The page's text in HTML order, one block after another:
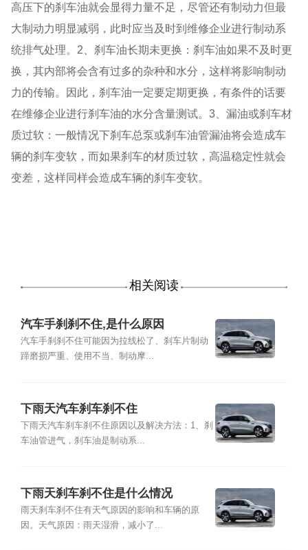
高压下的刹车油就会显得力量不足，尽管还有制动力但最
大制动力明显减弱，此时应当及时到维修企业进行制动系
统排气处理。2、刹车油长期未更换：刹车油如果不及时更
换，其内部将会含有过多的杂种和水分，这样将影响制动
力的传输。因此，刹车油一定要定期更换，有条件的话要
在维修企业进行刹车油的水分含量测试。3、漏油或刹车材
质过软：一般情况下刹车总泵或刹车油管漏油将会造成车
辆的刹车变软，而如果刹车的材质过软，高温稳定性就会
变差，这样同样会造成车辆的刹车变软。
相关阅读
汽车手刹刹不住,是什么原因
汽车手刹刹不住可能因为拉线松了、刹车片制动
蹄磨损严重、使用不当、制动摩...
下雨天汽车刹车刹不住
下雨天汽车刹车刹不住原因以及解决方法：1、刹
车油管进气，刹车油是制动系...
下雨天刹车刹不住是什么情况
雨天刹车刹不住有天气原因的影响和车辆的原
因。天气原因：雨天湿滑，减小了...